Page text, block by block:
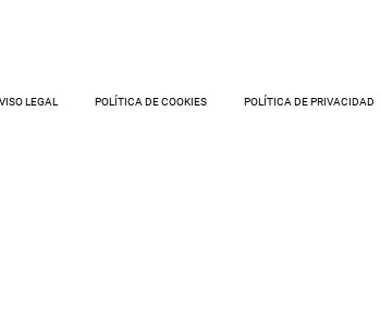
LEGAL POLÍTICA DE COOKIES POLÍTICA DE PRIVACIDAD